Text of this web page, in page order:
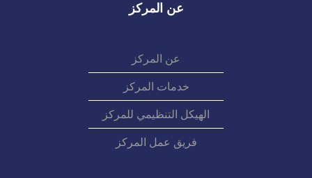
عن المركز
عن المركز
خدمات المركز
الهيكل التنظيمي للمركز
فريق عمل المركز